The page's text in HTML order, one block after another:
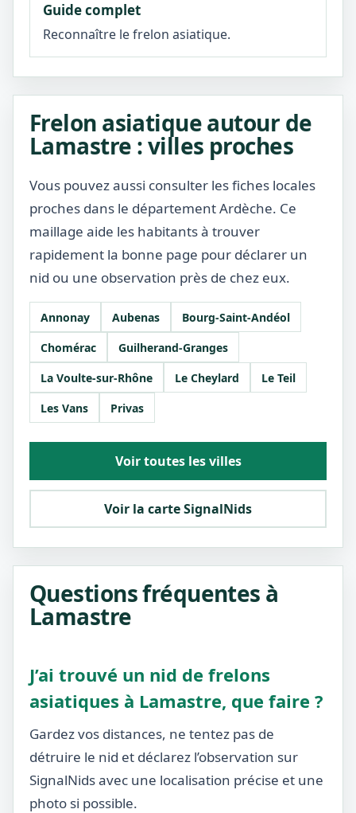
Guide complet
Reconnaître le frelon asiatique.
Frelon asiatique autour de
Lamastre : villes proches
Vous pouvez aussi consulter les fiches locales
proches dans le département Ardèche. Ce
maillage aide les habitants à trouver
rapidement la bonne page pour déclarer un
nid ou une observation près de chez eux.
Annonay Aubenas
Bourg-Saint-Andéol
Chomérac
Guilherand-Granges
La Voulte-sur-Rhône
Le Cheylard
Le Teil
Les Vans
Privas
Voir toutes les villes
Voir la carte SignalNids
Questions fréquentes à
Lamastre
J’ai trouvé un nid de frelons
asiatiques à Lamastre, que faire ?
Gardez vos distances, ne tentez pas de
détruire le nid et déclarez l’observation sur
SignalNids avec une localisation précise et une
photo si possible.